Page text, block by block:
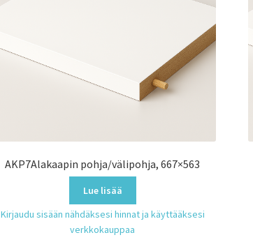
AKP7Alakaapin pohja/välipohja, 667×563
Lue lisää
Kirjaudu sisään nähdäksesi hinnat ja käyttääksesi
verkkokauppaa